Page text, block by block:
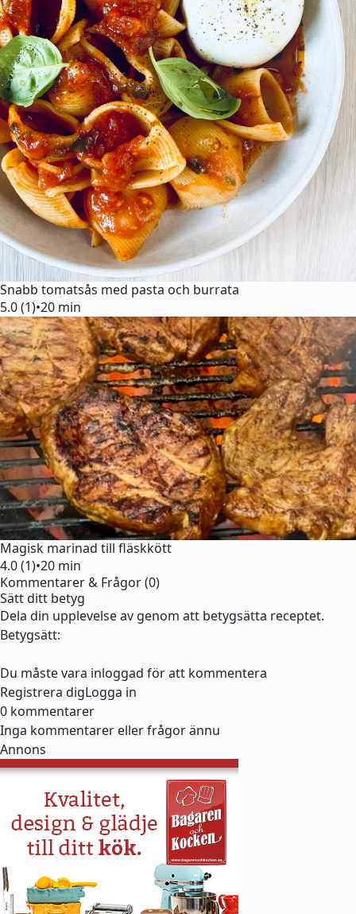
Snabb tomatsås med pasta och burrata
5.0 (1)•20 min
Magisk marinad till fläskkött
4.0 (1)•20 min
Kommentarer & Frågor (0)
Sätt ditt betyg
Dela din upplevelse av genom att betygsätta receptet.
Betygsätt:
Du måste vara inloggad för att kommentera
Registrera digLogga in
0 kommentarer
Inga kommentarer eller frågor ännu
Annons